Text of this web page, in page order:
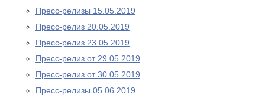
Пресс-релизы 15.05.2019
Пресс-релиз 20.05.2019
Пресс-релиз 23.05.2019
Пресс-релиз от 29.05.2019
Пресс-релиз от 30.05.2019
Пресс-релизы 05.06.2019